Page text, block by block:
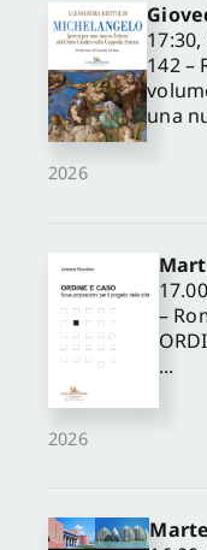
2026
142 –
una
2026
–
...